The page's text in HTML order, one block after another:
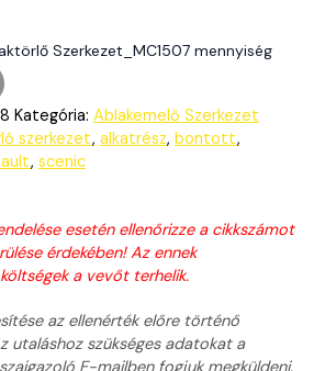
Szerkezet_MC1507 mennyiség
Kategória: Ablakemelő Szerkezet
szerkezet, alkatrész, bontott,
, scenic
esetén ellenőrizze a cikkszámot
érdekében! Az ennek
a vevőt terhelik.
az ellenérték előre történő
utaláshoz szükséges adatokat a